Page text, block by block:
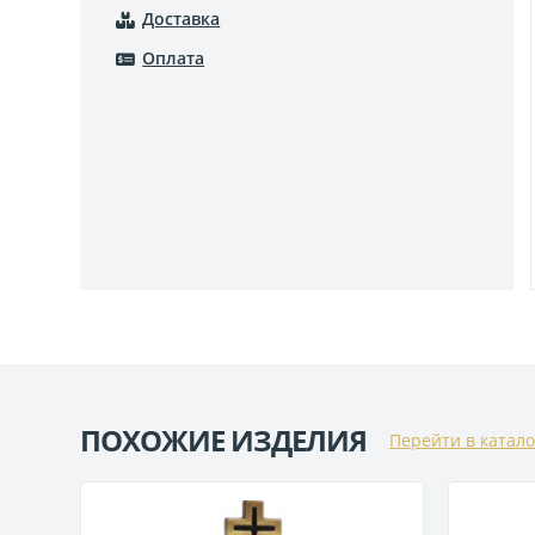
Доставка
Оплата
ПОХОЖИЕ ИЗДЕЛИЯ Перейти в